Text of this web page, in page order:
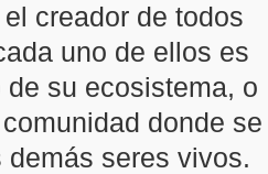
creador de todos
uno de ellos es
su ecosistema, o
donde se
seres vivos.